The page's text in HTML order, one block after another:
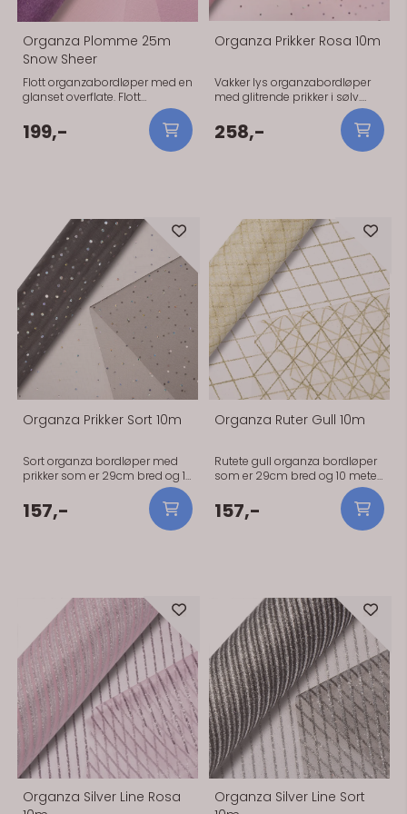
Organza Plomme 25m
Snow Sheer
Flott organzabordløper med en
glanset overflate. Flott
organzabordløper med en
glanset overflate. Gjør seg flott
som en bordløper på bordet.
199,-
Organza Prikker Rosa 10m
Vakker lys organzabordløper
med glitrende prikker i sølv.
Vakker lys organzabordløper
med glitrende prikker i sølv.
Gjør seg flott som en bordløper
på bordet. Kan også brukes
258,-
Organza Prikker Sort 10m
Sort organza bordløper med
prikker som er 29cm bred og 10
bordløper som er 29cm bred
og 10 meter lang.
157,-
Organza Ruter Gull 10m
Rutete gull organza bordløper
som er 29cm bred og 10 meter
bordløper som er 29cm bred
og 10 meter lang.
157,-
Organza Silver Line Rosa
På lager
Organza Silver Line Sort
På lager
På lager På lager